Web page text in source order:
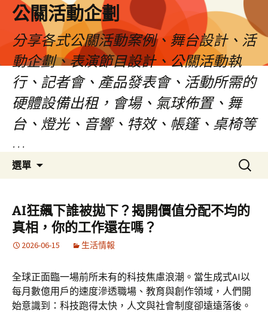
公關活動企劃
分享各式公關活動案例、舞台設計、活
動企劃、表演節目設計、公關活動執
行、記者會、產品發表會、活動所需的
硬體設備出租，會場、氣球佈置、舞
台、燈光、音響、特效、帳篷、桌椅等
…
選單
要
內
容
搜
尋
鍵
字:
AI狂飆下誰被拋下？揭開價值分配不均的
真相，你的工作還在嗎？
2026-06-15 生活情報
全球正面臨一場前所未有的科技焦慮浪潮。當生成式AI以
每月數億用戶的速度滲透職場、教育與創作領域，人們開
始意識到：科技跑得太快，人文與社會制度卻遠遠落後。